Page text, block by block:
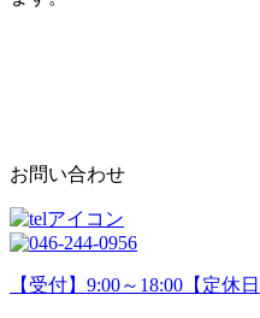
お問い合わせ
【受付】9:00～18:00【定休